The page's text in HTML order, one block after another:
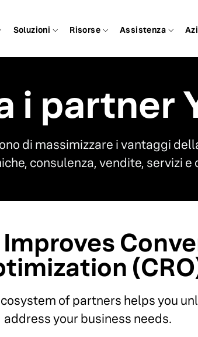
Soluzioni Risorse Assistenza
i partner
di massimizzare i vantaggi
consulenza, vendite, servizi e
of partners helps you
address your business needs.